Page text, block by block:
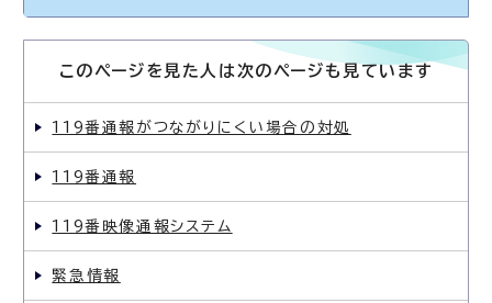
このページを見た人は次のページも見ています
119番通報がつながりにくい場合の対処
119番通報
119番映像通報システム
緊急情報